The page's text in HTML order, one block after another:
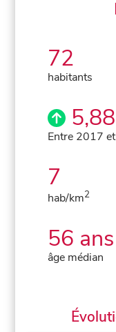
72
habitants
Entre 2017
7
hab/km2
56 ans
âge médian